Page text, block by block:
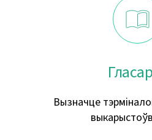
Вызначце